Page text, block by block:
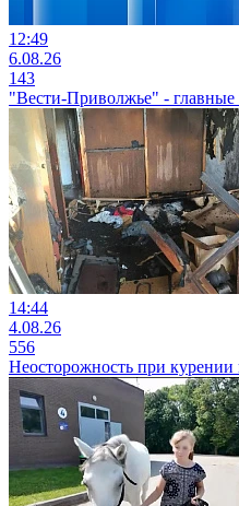
12:49
6.08.26
143
"Вести-Приволжье" - главные
14:44
4.08.26
556
Неосторожность при